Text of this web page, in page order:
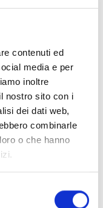
contenuti ed
media e per
inoltre
nostro sito con i
dei dati web,
combinarle
o che hanno